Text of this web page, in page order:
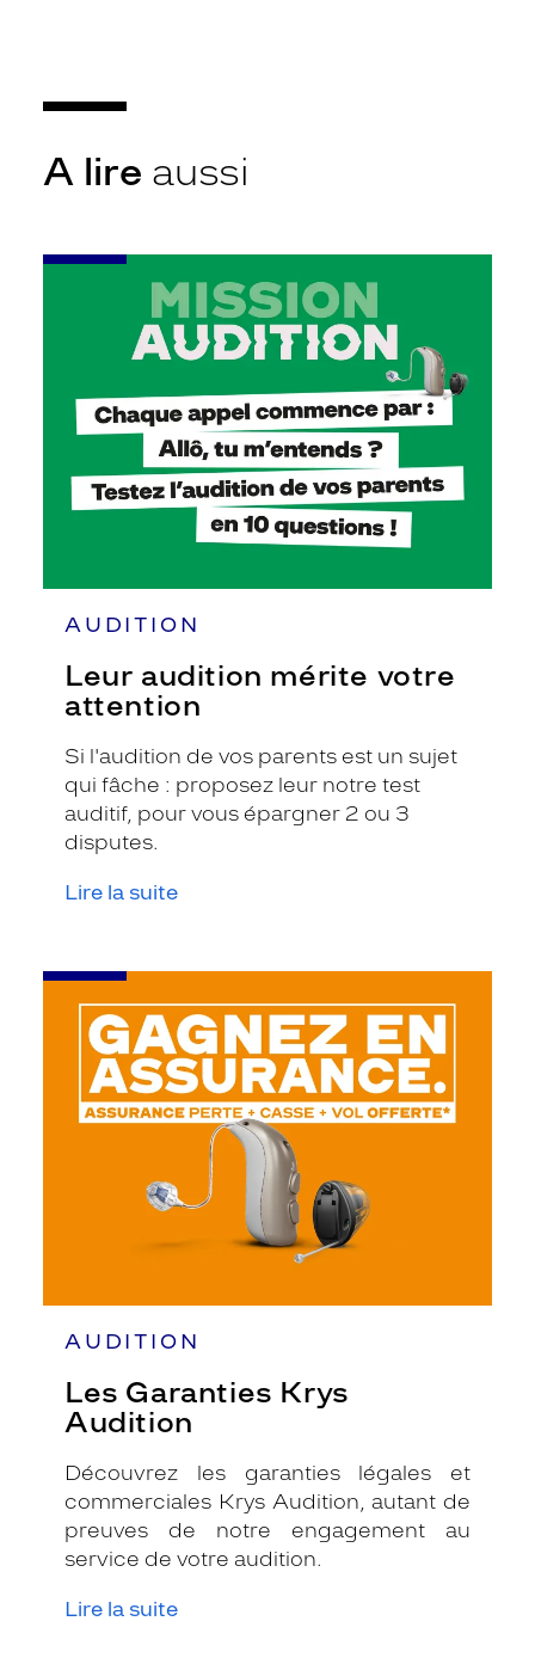
A lire aussi
AUDITION
Leur audition mérite votre
attention
Si l'audition de vos parents est un sujet
qui fâche : proposez leur notre test
auditif, pour vous épargner 2 ou 3
disputes.
Lire la suite
-
AUDITION
Les Garanties Krys
Audition
Découvrez les garanties légales et
commerciales Krys Audition, autant de
preuves de notre engagement au
service de votre audition.
Lire la suite
-
Garanties
Krys
Audition